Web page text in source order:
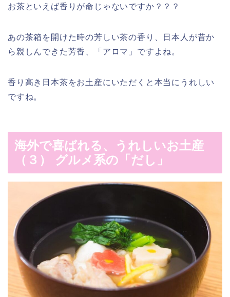
お茶といえば香りが命じゃないですか？？？
あの茶箱を開けた時の芳しい茶の香り、日本人が昔か
ら親しんできた芳香、「アロマ」ですよね。
香り高き日本茶をお土産にいただくと本当にうれしい
ですね。
海外で喜ばれる、うれしいお土産
（３） グルメ系の「だし」